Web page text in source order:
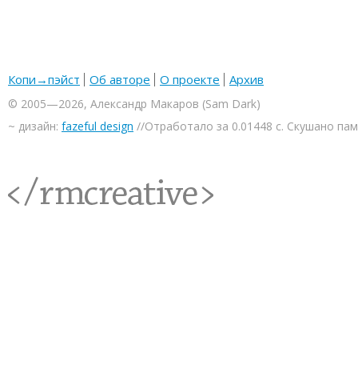
Копи→пэйст Об авторе О проекте Архив
© 2005—2026, Александр Макаров (Sam Dark)
~ дизайн: fazeful design //Отработало за 0.01448 с. Скушано
<rmcreative/>